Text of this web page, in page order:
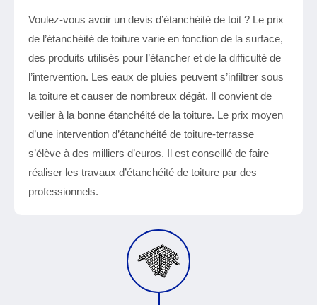
Voulez-vous avoir un devis d’étanchéité de toit ? Le prix
de l’étanchéité de toiture varie en fonction de la surface,
des produits utilisés pour l’étancher et de la difficulté de
l’intervention. Les eaux de pluies peuvent s’infiltrer sous
la toiture et causer de nombreux dégât. Il convient de
veiller à la bonne étanchéité de la toiture. Le prix moyen
d’une intervention d’étanchéité de toiture-terrasse
s’élève à des milliers d’euros. Il est conseillé de faire
réaliser les travaux d’étanchéité de toiture par des
professionnels.